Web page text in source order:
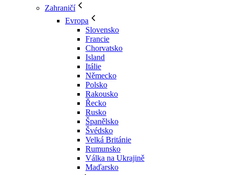
Zahraničí
Evropa
Slovensko
Francie
Chorvatsko
Island
Itálie
Německo
Polsko
Rakousko
Řecko
Rusko
Španělsko
Švédsko
Velká Británie
Rumunsko
Válka na Ukrajině
Maďarsko